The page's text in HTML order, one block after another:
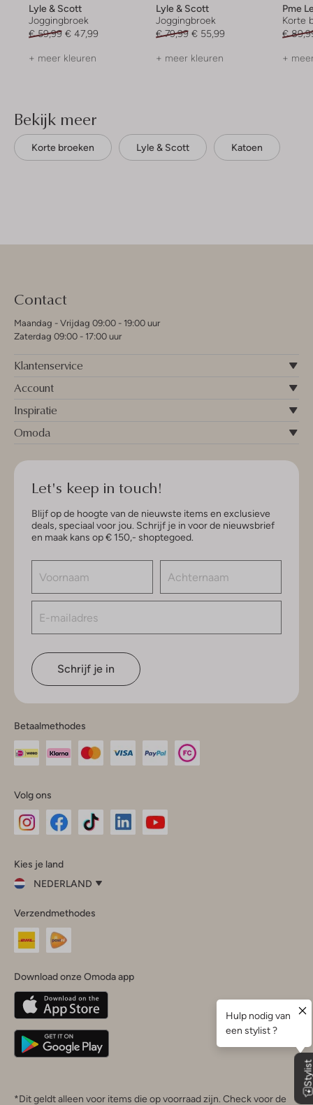
Lyle & Scott
Joggingbroek
€ 59,99 € 47,99
+ meer kleuren
Lyle & Scott
Joggingbroek
€ 79,99 € 55,99
+ meer kleuren
Pme
Korte
€
+
Bekijk meer
Korte broeken Lyle & Scott Katoen
Contact
Maandag - Vrijdag 09:00 - 19:00 uur
Zaterdag 09:00 - 17:00 uur
Klantenservice
Account
Inspiratie
Omoda
Let's keep in touch!
Blijf op de hoogte van de nieuwste items en exclusieve
deals, speciaal voor jou. Schrijf je in voor de nieuwsbrief
en maak kans op € 150,- shoptegoed.
Schrijf je in
Betaalmethodes
Volg ons
InstagramFacebook
Kies je land
NEDERLAND
je
land
Nederland
Belgique(Français)
Deutschland
Verzendmethodes
Download onze Omoda app
*Dit geldt alleen voor items die op voorraad zijn. Check voor de